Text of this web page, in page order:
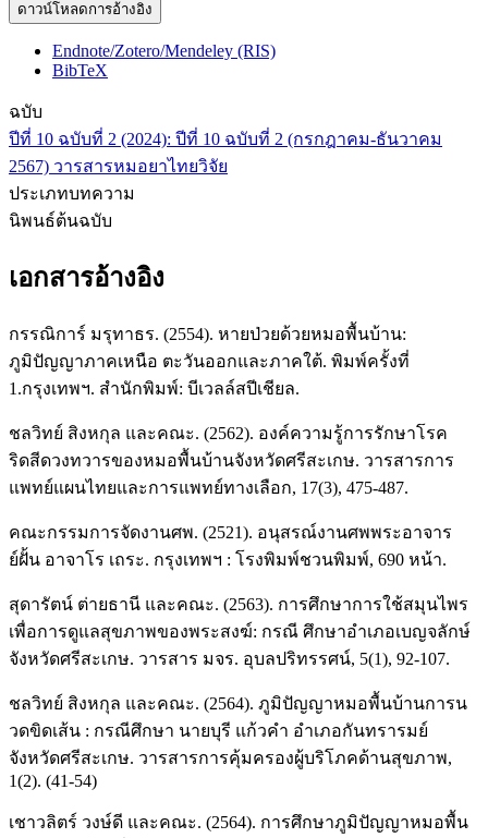
ดาวน์โหลดการอ้างอิง
Endnote/Zotero/Mendeley (RIS)
BibTeX
ฉบับ
ปีที่ 10 ฉบับที่ 2 (2024): ปีที่ 10 ฉบับที่ 2 (กรกฎาคม-ธันวาคม
2567) วารสารหมอยาไทยวิจัย
ประเภทบทความ
นิพนธ์ต้นฉบับ
เอกสารอ้างอิง
กรรณิการ์ มรุทาธร. (2554). หายป่วยด้วยหมอพื้นบ้าน:
ภูมิปัญญาภาคเหนือ ตะวันออกและภาคใต้. พิมพ์ครั้งที่
1.กรุงเทพฯ. สำนักพิมพ์: บีเวลล์สปีเชียล.
ชลวิทย์ สิงหกุล และคณะ. (2562). องค์ความรู้การรักษาโรค
ริดสีดวงทวารของหมอพื้นบ้านจังหวัดศรีสะเกษ. วารสารการ
แพทย์แผนไทยและการแพทย์ทางเลือก, 17(3), 475-487.
คณะกรรมการจัดงานศพ. (2521). อนุสรณ์งานศพพระอาจาร
ย์ฝั้น อาจาโร เถระ. กรุงเทพฯ : โรงพิมพ์ชวนพิมพ์, 690 หน้า.
สุดารัตน์ ต่ายธานี และคณะ. (2563). การศึกษาการใช้สมุนไพร
เพื่อการดูแลสุขภาพของพระสงฆ์: กรณี ศึกษาอำเภอเบญจลักษ์
จังหวัดศรีสะเกษ. วารสาร มจร. อุบลปริทรรศน์, 5(1), 92-107.
ชลวิทย์ สิงหกุล และคณะ. (2564). ภูมิปัญญาหมอพื้นบ้านการน
วดขิดเส้น : กรณีศึกษา นายบุรี แก้วคำ อำเภอกันทรารมย์
จังหวัดศรีสะเกษ. วารสารการคุ้มครองผู้บริโภคด้านสุขภาพ,
1(2). (41-54)
เชาวลิตร์ วงษ์ดี และคณะ. (2564). การศึกษาภูมิปัญญาหมอพื้น